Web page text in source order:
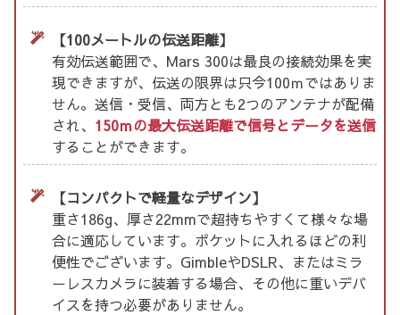
【100メートルの伝送距離】
有効伝送範囲で、Mars 300は最良の接続効果を実
現できますが、伝送の限界は只今100ｍではありま
せん。送信・受信、両方とも2つのアンテナが配備
され、 150ｍの最大伝送距離で信号とデータを送信
することができます。
【コンパクトで軽量なデザイン】
重さ186g、厚さ22mmで超持ちやすくて様々な場
合に適応しています。ポケットに入れるほどの利
便性でございます。GimbleやDSLR、またはミラ
ーレスカメラに装着する場合、その他に重いデバ
イスを持つ必要がありません。